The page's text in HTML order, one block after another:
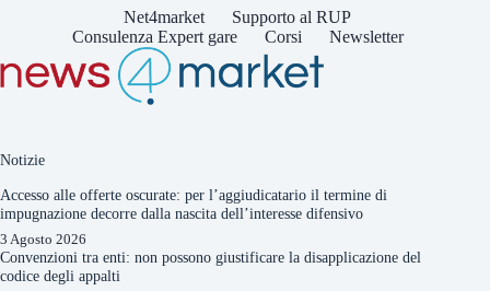
Net4market
Supporto al RUP
Consulenza Expert gare
Corsi Newsletter
Notizie
Accesso alle offerte oscurate: per l’aggiudicatario il termine di
impugnazione decorre dalla nascita dell’interesse difensivo
3 Agosto 2026
Convenzioni tra enti: non possono giustificare la disapplicazione del
codice degli appalti